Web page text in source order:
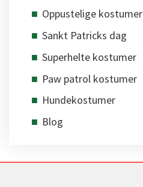
Oppustelige kostumer
Sankt Patricks dag
Superhelte kostumer
Paw patrol kostumer
Hundekostumer
Blog